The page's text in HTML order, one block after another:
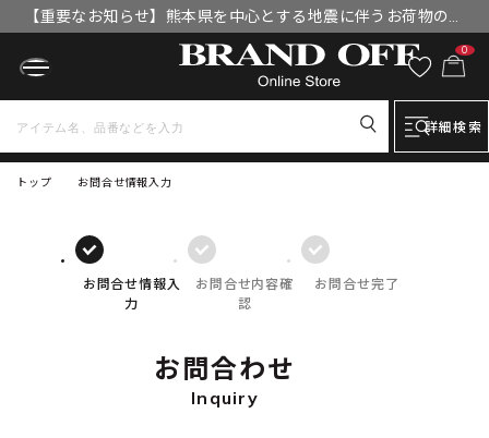
【重要なお知らせ】熊本県を中心とする地震に伴うお荷物のお
届けについて
0
詳細検索
トップ お問合せ情報入力
お問合せ情報入
力
お問合せ内容確
認
お問合せ完了
お問合わせ
Inquiry